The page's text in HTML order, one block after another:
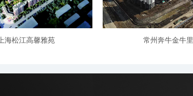
上海松江高馨雅苑 常州奔牛金牛里